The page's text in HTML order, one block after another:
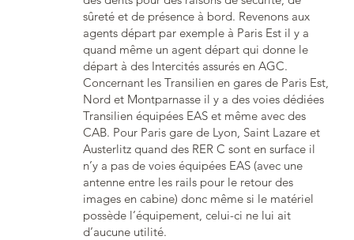
sûreté et de présence à bord. Revenons aux
agents départ par exemple à Paris Est il y a
quand même un agent départ qui donne le
départ à des Intercités assurés en AGC.
Concernant les Transilien en gares de Paris Est,
Nord et Montparnasse il y a des voies dédiées
Transilien équipées EAS et même avec des
CAB. Pour Paris gare de Lyon, Saint Lazare et
Austerlitz quand des RER C sont en surface il
n’y a pas de voies équipées EAS (avec une
antenne entre les rails pour le retour des
images en cabine) donc même si le matériel
possède l’équipement, celui-ci ne lui ait
d’aucune utilité.